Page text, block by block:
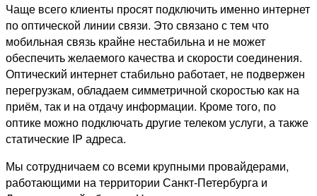
Чаще всего клиенты просят подключить именно интернет
по оптической линии связи. Это связано с тем что
мобильная связь крайне нестабильна и не может
обеспечить желаемого качества и скорости соединения.
Оптический интернет стабильно работает, не подвержен
перегрузкам, обладаем симметричной скоростью как на
приём, так и на отдачу информации. Кроме того, по
оптике можно подключать другие телеком услуги, а также
статические IP адреса.
Мы сотрудничаем со всеми крупными провайдерами,
работающими на территории Санкт-Петербурга и